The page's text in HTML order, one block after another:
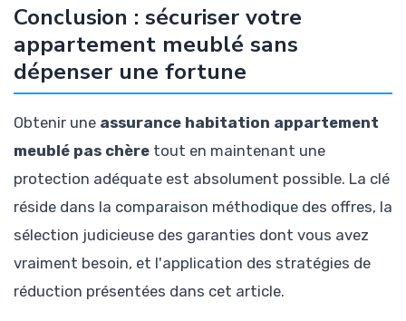
Conclusion : sécuriser votre
appartement meublé sans
dépenser une fortune
Obtenir une assurance habitation appartement
meublé pas chère tout en maintenant une
protection adéquate est absolument possible. La clé
réside dans la comparaison méthodique des offres, la
sélection judicieuse des garanties dont vous avez
vraiment besoin, et l'application des stratégies de
réduction présentées dans cet article.